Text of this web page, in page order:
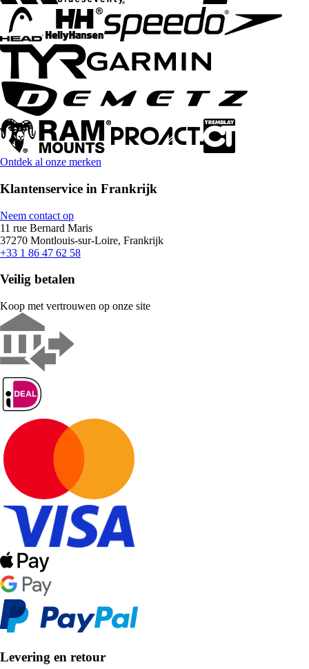
Ontdek al onze merken
Klantenservice in Frankrijk
Neem contact op
11 rue Bernard Maris
37270 Montlouis-sur-Loire, Frankrijk
+33 1 86 47 62 58
Veilig betalen
Koop met vertrouwen op onze site
Levering en retour